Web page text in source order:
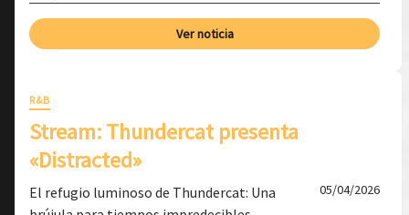
Ver noticia
R&B
Stream: Thundercat presenta
«Distracted»
El refugio luminoso de Thundercat: Una
05/04/2026